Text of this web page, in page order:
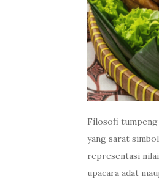
Filosofi tumpeng
yang sarat
representasi
upacara adat